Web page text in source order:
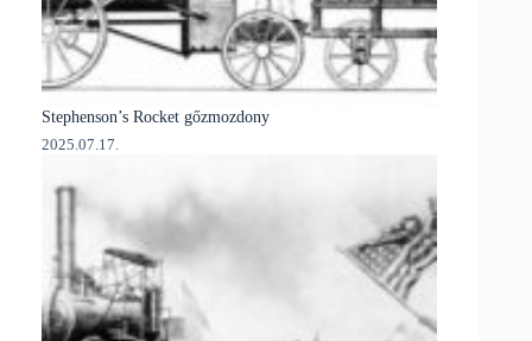
Stephenson’s Rocket gőzmozdony
2025.07.17.